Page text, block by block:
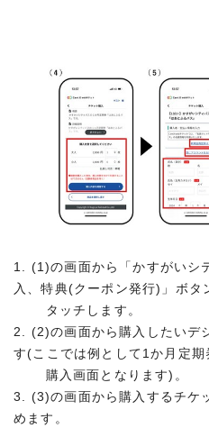
1. (1)の画面から「かすがいシ
入、特典(クーポン発行)」ボタ
タッチします。
2. (2)の画面から購入したいデ
す(ここでは例として1か月定
購入画面となります)。
3. (3)の画面から購入するチケ
めます。